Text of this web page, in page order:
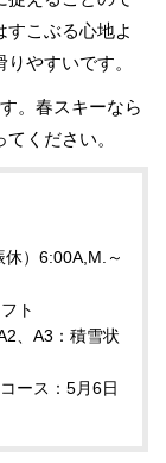
すこぶる心地よ
やすいです。
。春スキーなら
ください。
）6:00A,M.～
ト
、A3：積雪状
ス：5月6日